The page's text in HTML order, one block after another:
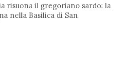
risuona il gregoriano sardo: la
nella Basilica di San